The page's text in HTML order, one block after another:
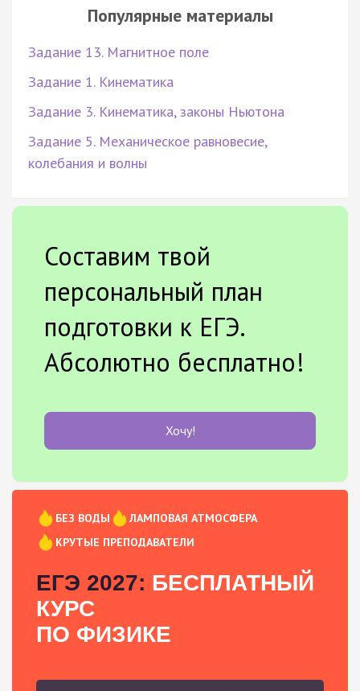
Популярные материалы
Задание 13. Магнитное поле
Задание 1. Кинематика
Задание 3. Кинематика, законы Ньютона
Задание 5. Механическое равновесие,
колебания и волны
Составим твой
персональный план
подготовки к ЕГЭ.
Абсолютно бесплатно!
Хочу!
БЕЗ ВОДЫ
ЛАМПОВАЯ АТМОСФЕРА
КРУТЫЕ ПРЕПОДАВАТЕЛИ
ЕГЭ 2027: БЕСПЛАТНЫЙ
КУРС
ПО ФИЗИКЕ